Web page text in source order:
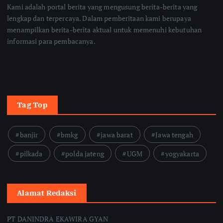
Kami adalah portal berita yang mengusung berita-berita yang
lengkap dan terpercaya. Dalam pemberitaan kami berupaya
menampilkan berita-berita aktual untuk memenuhi kebutuhan
informasi para pembacanya.
Tag Top
banjir bmkg jawa barat
Jawa tengah
pilkada
polda jateng UGM yogyakarta
Alamat Redaksi
PT DANINDRA EKAWIRA GYAN